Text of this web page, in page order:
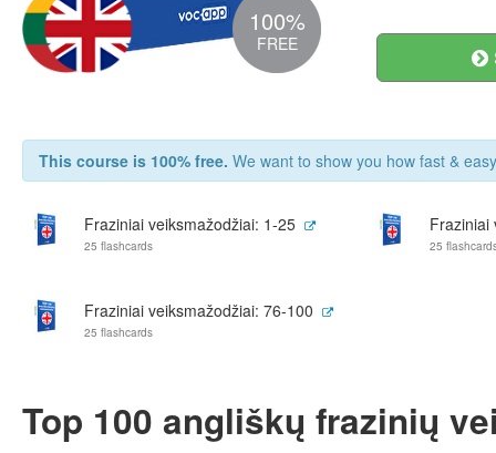
100%
FREE
This course is 100% free. We want to show you how fast &
Fraziniai veiksmažodžiai: 1-25
25 flashcards
Fraziniai
25
Fraziniai veiksmažodžiai: 76-100
25 flashcards
Top 100 angliškų frazinių